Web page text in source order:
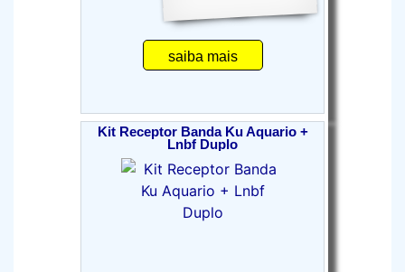
saiba mais
Kit Receptor Banda Ku Aquario +
Lnbf Duplo